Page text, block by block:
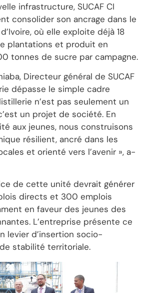
infrastructure, SUCAF CI
consolider son ancrage dans le
où elle exploite déjà 18
plantations et produit en
tonnes de sucre par campagne.
Directeur général de SUCAF
dépasse le simple cadre
n’est pas seulement un
un projet de société. En
aux jeunes, nous construisons
résilient, ancré dans les
et orienté vers l’avenir », a-
de cette unité devrait générer
directs et 300 emplois
en faveur des jeunes des
L’entreprise présente ce
levier d’insertion socio-
stabilité territoriale.